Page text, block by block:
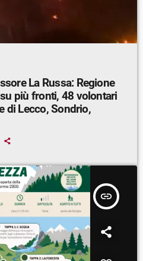
La Russa: Regione
più fronti, 48 volontari
di Lecco, Sondrio,
insert_link